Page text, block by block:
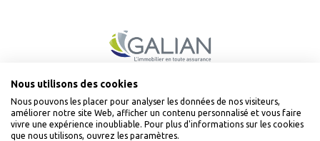
Types de séjours
Nous utilisons des cookies
Nous pouvons les placer pour analyser les données de nos visiteurs,
améliorer notre site Web, afficher un contenu personnalisé et vous faire
vivre une expérience inoubliable. Pour plus d'informations sur les cookies
que nous utilisons, ouvrez les paramètres.